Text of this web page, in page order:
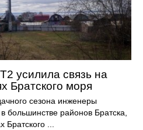
усилила связь на
Братского моря
сезона инженеры
большинстве районов Братска,
Братского ...